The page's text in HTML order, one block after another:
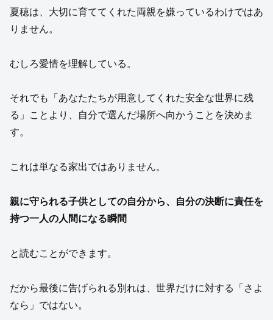
夏穂は、大切に育ててくれた両親を嫌っているわけではあ
りません。
むしろ愛情を理解している。
それでも「あなたたちが用意してくれた安全な世界に残
る」ことより、自分で選んだ場所へ向かうことを決めま
す。
これは単なる家出ではありません。
親に守られる子供としての自分から、自分の決断に責任を
持つ一人の人間になる瞬間
と読むことができます。
だから最後に告げられる別れは、世界だけに対する「さよ
なら」ではない。